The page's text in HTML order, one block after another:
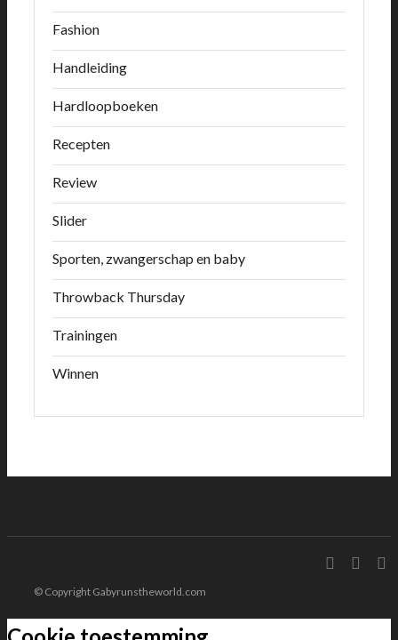
Fashion
Handleiding
Hardloopboeken
Recepten
Review
Slider
Sporten, zwangerschap en baby
Throwback Thursday
Trainingen
Winnen
© Copyright Gabyrunstheworld.com